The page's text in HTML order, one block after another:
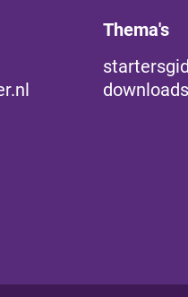
Thema's
downloads